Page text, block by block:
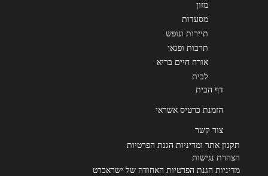
מזון
מסעדות
תיירות ונופש
תרבות ופנאי
אורח חיים בריא
לבית
דף הבית
הזמנת כרטיס אשראי
צור קשר
תקנון אתר ומדיניות הגנת הפרטיות
הצהרת נגישות
מדיניות הגנת הפרטיות האחודה של ישראכרט